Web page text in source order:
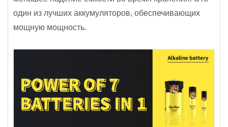
один из лучших аккумуляторов, обеспечивающих
мощную мощность.